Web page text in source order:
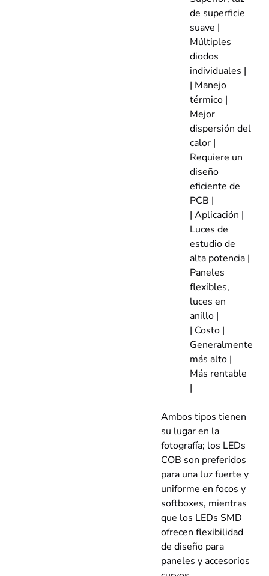
de superficie
suave |
Múltiples
diodos
individuales |
| Manejo
térmico |
Mejor
dispersión del
calor |
Requiere un
diseño
eficiente de
PCB |
| Aplicación |
Luces de
estudio de
alta potencia |
Paneles
flexibles,
luces en
anillo |
| Costo |
Generalmente
más alto |
Más rentable
|
Ambos tipos tienen
su lugar en la
fotografía; los LEDs
COB son preferidos
para una luz fuerte y
uniforme en focos y
softboxes, mientras
que los LEDs SMD
ofrecen flexibilidad
de diseño para
paneles y accesorios